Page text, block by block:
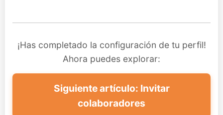
¡Has completado la configuración de tu perfil!
Ahora puedes explorar:
Siguiente artículo: Invitar
colaboradores